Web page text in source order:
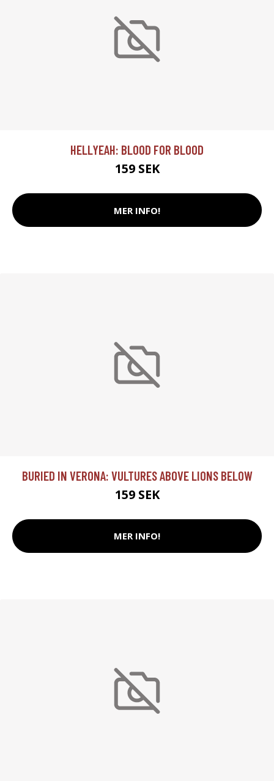
HELLYEAH: BLOOD FOR BLOOD
159 SEK
MER INFO!
BURIED IN VERONA: VULTURES ABOVE LIONS BELOW
159 SEK
MER INFO!